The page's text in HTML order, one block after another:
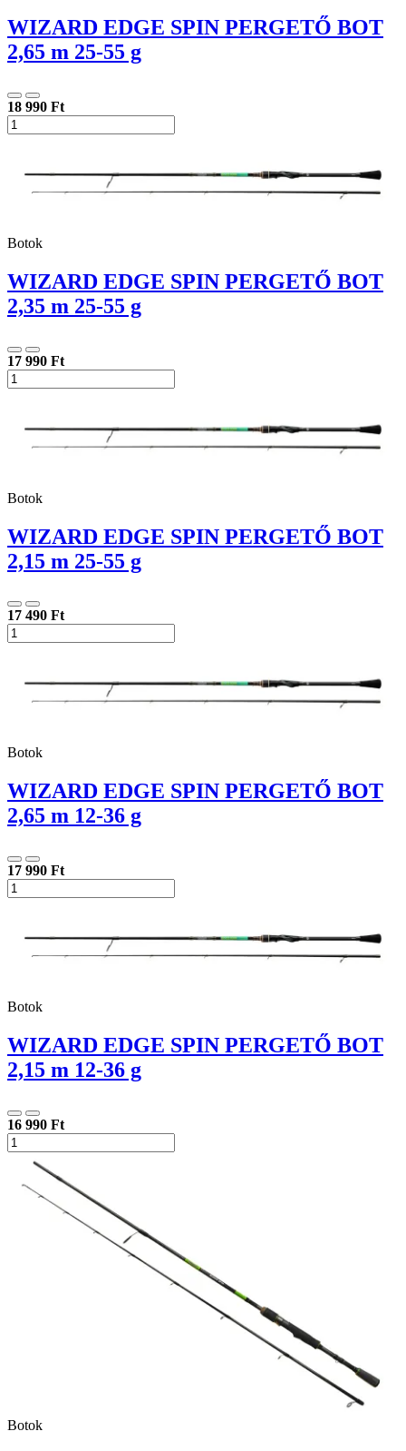
WIZARD EDGE SPIN PERGETŐ BOT
2,65 m 25-55 g
18 990 Ft
Botok
WIZARD EDGE SPIN PERGETŐ BOT
2,35 m 25-55 g
17 990 Ft
Botok
WIZARD EDGE SPIN PERGETŐ BOT
2,15 m 25-55 g
17 490 Ft
Botok
WIZARD EDGE SPIN PERGETŐ BOT
2,65 m 12-36 g
17 990 Ft
Botok
WIZARD EDGE SPIN PERGETŐ BOT
2,15 m 12-36 g
16 990 Ft
Botok